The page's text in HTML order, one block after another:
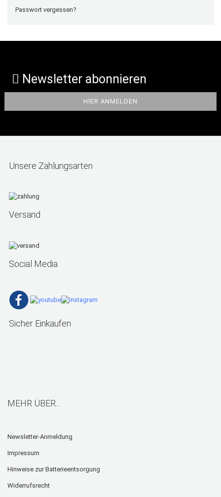
Passwort vergessen?
Newsletter abonnieren
Unsere Zahlungsarten
Versand
Social Media
Sicher Einkaufen
MEHR ÜBER...
Newsletter-Anmeldung
Impressum
Hinweise zur Batterieentsorgung
Widerrufsrecht